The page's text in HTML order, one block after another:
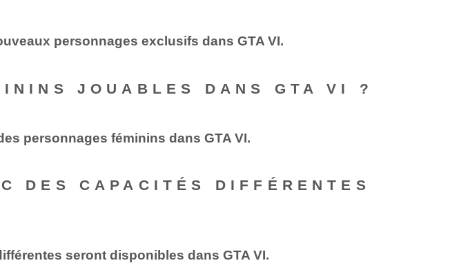
personnages exclusifs dans GTA VI.
JOUABLES DANS GTA VI ?
personnages féminins dans GTA VI.
DES CAPACITÉS DIFFÉRENTES
seront disponibles dans GTA⁤ VI.